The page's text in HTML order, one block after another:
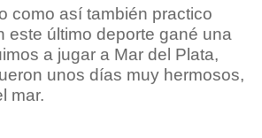
como así también practico
este último deporte gané una
a jugar a Mar del Plata,
unos días muy hermosos,
mar.